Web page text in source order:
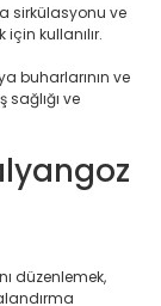
sirkülasyonu ve
kullanılır.
buharlarının ve
ve
düzenlemek,